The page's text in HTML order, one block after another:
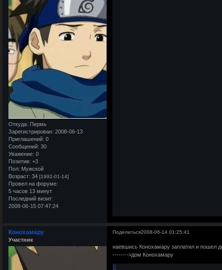
Откуда: Пермь
Зарегистрирован: 2008-06-13
Приглашений: 0
Сообщений: 30
Уважение: 0
Позитив: +3
Пол: Мужской
Возраст: 34 [1992-01-14]
Провел на форуме:
5 часов 13 минут
Последний визит:
2008-06-15 07:47:24
Поделиться2008-06-14 01:25:41
Конохамару
Участник
наевшись Конохамару заплатил и пошел
-------->дом Конохамару
0